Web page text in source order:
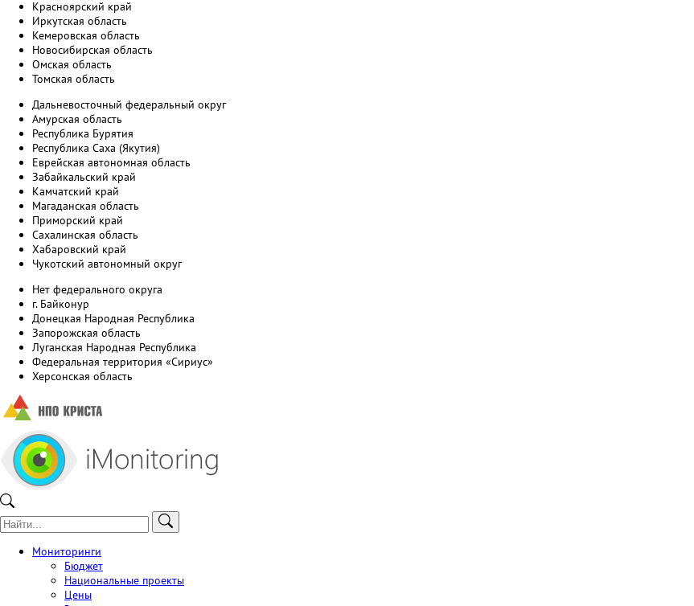
Красноярский край
Иркутская область
Кемеровская область
Новосибирская область
Омская область
Томская область
Дальневосточный федеральный округ
Амурская область
Республика Бурятия
Республика Саха (Якутия)
Еврейская автономная область
Забайкальский край
Камчатский край
Магаданская область
Приморский край
Сахалинская область
Хабаровский край
Чукотский автономный округ
Нет федерального округа
г. Байконур
Донецкая Народная Республика
Запорожская область
Луганская Народная Республика
Федеральная территория «Сириус»
Херсонская область
Мониторинги
Бюджет
Национальные проекты
Цены